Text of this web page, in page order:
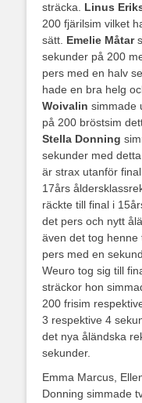
sträcka. Linus
200 fjärilsim vilket
sätt. Emelie Måtar
sekunder på 200
pers med en halv
hade en bra helg
Woivalin simmade
på 200 bröstsim
Stella Donning
sekunder med
är strax utanför
17års
räckte till final i
det pers och nytt
även det tog henne
pers med en
Weuro tog sig till
sträckor hon
200 frisim
3 respektive 4
det nya åländska
sekunder.
Emma Marcus,
Donning simmade